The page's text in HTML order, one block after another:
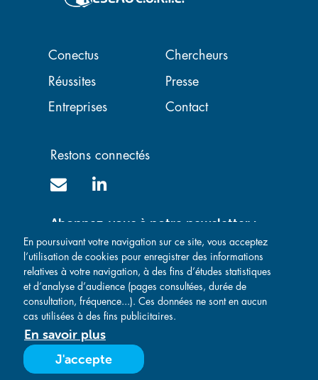
Navigation principale
Conectus
Réussites
Entreprises
Chercheurs
Presse
Contact
Restons connectés
Abonnez-vous à notre newsletter :
Mentions légales
Conditions Générales de Vente
- Réalisé par
En poursuivant votre navigation sur ce site, vous acceptez
l’utilisation de cookies pour enregistrer des informations
relatives à votre navigation, à des fins d’études statistiques
et d’analyse d’audience (pages consultées, durée de
consultation, fréquence...). Ces données ne sont en aucun
cas utilisées à des fins publicitaires.
En savoir plus
J'accepte